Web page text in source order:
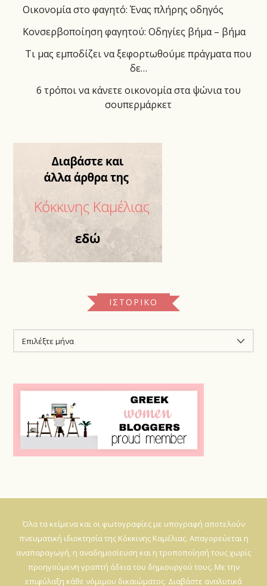
Οικονομία στο φαγητό: Ένας πλήρης οδηγός
Κονσερβοποίηση φαγητού: Οδηγίες βήμα – βήμα
Τι μας εμποδίζει να ξεφορτωθούμε πράγματα που
δε…
6 τρόποι να κάνετε οικονομία στα ψώνια του
σουπερμάρκετ
ΙΣΤΟΡΙΚΌ
Όλα τα κείμενα και οι φωτογραφίες με υπογραφή αποτελούν
πνευματική ιδιοκτησία της Κόκκινης Καμέλιας. Απαγορεύεται η
αναπαραγωγή, η αναδημοσίευση και η τροποποίησή τους χωρίς
προηγούμενη γραπτή άδεια του δημιουργού τους. Με την
επιφύλαξη κάθε νόμιμου δικαιώματος. Διαβάστε αναλυτικά